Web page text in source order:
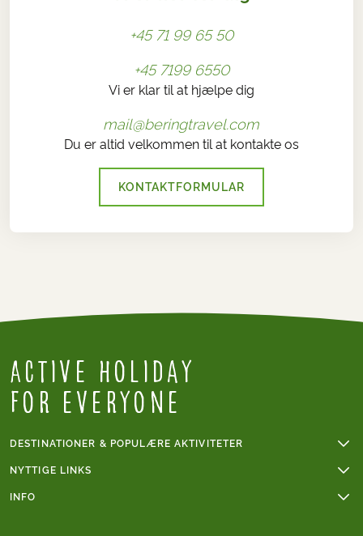
+45 71 99 65 50
+45 7199 6550
Vi er klar til at hjælpe dig
mail@beringtravel.com
Du er altid velkommen til at kontakte os
KONTAKTFORMULAR
Active Holiday
for everyone
DESTINATIONER & POPULÆRE AKTIVITETER
Vandreferie
Cykelferie i Frankrig
NYTTIGE LINKS
Online betaling
INFO